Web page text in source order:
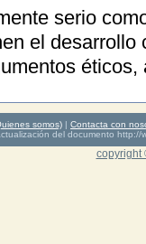
serio
el
somos) | Contacta con
del documento http://
copyright